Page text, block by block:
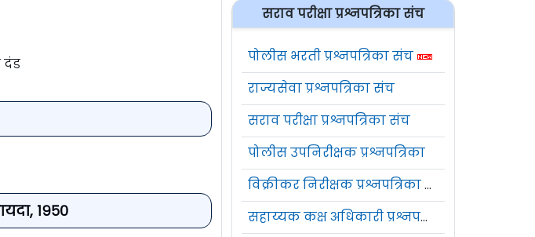
दंड
१९५०
सराव परीक्षा प्रश्नपत्रिका संच
पोलीस भरती प्रश्नपत्रिका संच
राज्यसेवा प्रश्नपत्रिका संच
सराव परीक्षा प्रश्नपत्रिका संच
पोलीस उपनिरीक्षक प्रश्नपत्रिका
विक्रीकर निरीक्षक प्रश्नपत्रिका संच
सहाय्यक कक्ष अधिकारी प्रश्नपत्रिका संच